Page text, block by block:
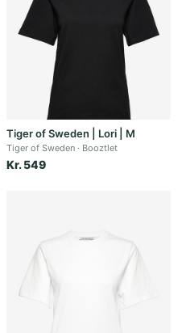
Tiger of Sweden | Lori | M
Tiger of Sweden Booztlet
Kr. 549